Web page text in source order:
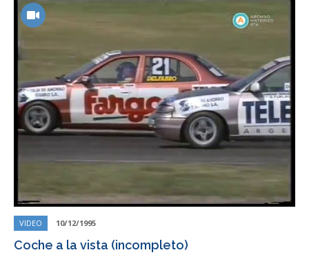
VIDEO 10/12/1995
Coche a la vista (incompleto)